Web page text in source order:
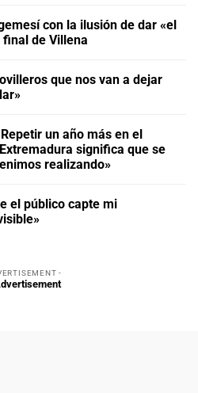
con la ilusión de dar «el
de Villena
que nos van a dejar
un año más en el
significa que se
realizando»
el público capte mi
-